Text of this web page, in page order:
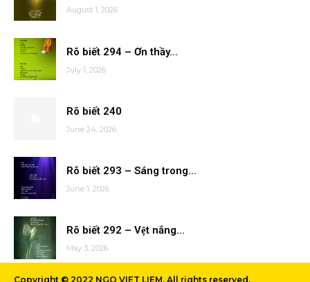
August 1, 2026
Rõ biết 294 – Ơn thầy...
July 1, 2026
Rõ biết 240
June 24, 2026
Rõ biết 293 – Sáng trong...
June 1, 2026
Rõ biết 292 – Vệt nắng...
May 3, 2026
Copyright © 2022 NGO VIET LIEM. All rights reserved.